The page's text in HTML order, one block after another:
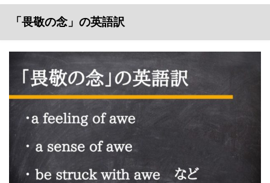
「畏敬の念」の英語訳